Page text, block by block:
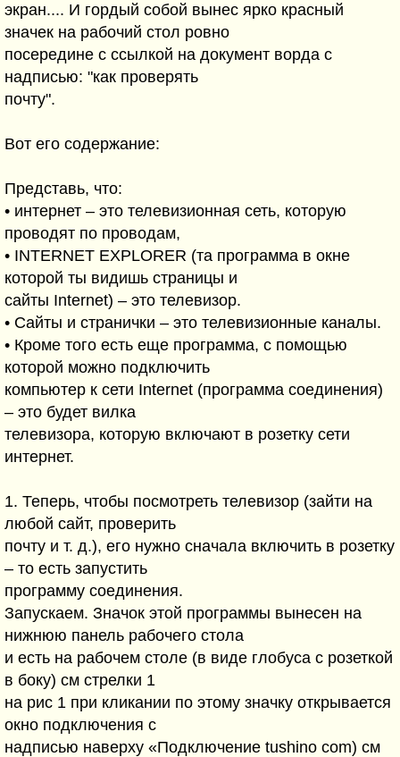
экран.... И гордый собой вынес ярко красный
значек на рабочий стол ровно
посередине с ссылкой на документ ворда с
надписью: "как проверять
почту".
Вот его содержание:
Представь, что:
• интернет – это телевизионная сеть, которую
проводят по проводам,
• INTERNET EXPLORER (та программа в окне
которой ты видишь страницы и
сайты Internet) – это телевизор.
• Сайты и странички – это телевизионные каналы.
• Кроме того есть еще программа, с помощью
которой можно подключить
компьютер к сети Internet (программа соединения)
– это будет вилка
телевизора, которую включают в розетку сети
интернет.
1. Теперь, чтобы посмотреть телевизор (зайти на
любой сайт, проверить
почту и т. д.), его нужно сначала включить в розетку
– то есть запустить
программу соединения.
Запускаем. Значок этой программы вынесен на
нижнюю панель рабочего стола
и есть на рабочем столе (в виде глобуса с розеткой
в боку) см стрелки 1
на рис 1 при кликании по этому значку открывается
окно подключения с
надписью наверху «Подключение tushino com) см